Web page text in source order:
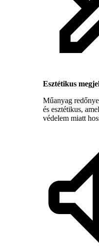
Esztétikus
Műanyag
és esztétikus,
védelem miatt